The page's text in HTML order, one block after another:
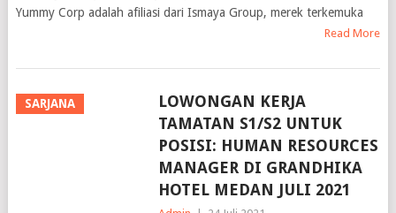
Read More
TAMATAN S1/S2 UNTUK
POSISI: HUMAN RESOURCES
MANAGER DI GRANDHIKA
HOTEL MEDAN JULI 2021
Admin | 24 Juli 2021